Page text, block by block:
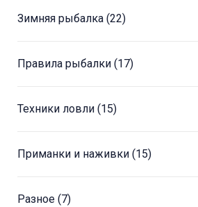
Зимняя рыбалка (22)
Правила рыбалки (17)
Техники ловли (15)
Приманки и наживки (15)
Разное (7)